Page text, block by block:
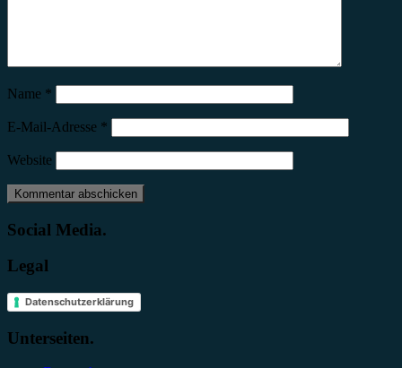
Name *
E-Mail-Adresse *
Website
Social Media.
Legal
Datenschutzerklärung
Unterseiten.